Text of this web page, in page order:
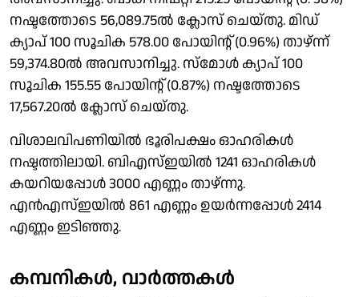
നഷ്ടത്തോടെ 56,089.75ല്‍ ക്ലോസ് ചെയ്തു. മിഡ്
ക്യാപ് 100 സൂചിക 578.00 പോയിന്റ് (0.96%) താഴ്ന്ന്
59,374.80ല്‍ അവസാനിച്ചു. സ്‌മോള്‍ ക്യാപ് 100
സൂചിക 155.55 പോയിന്റ് (0.87%) നഷ്ടത്തോടെ
17,567.20ല്‍ ക്ലോസ് ചെയ്തു.
വിശാലവിപണിയില്‍ ഭൂരിപക്ഷം ഓഹരികള്‍
നഷ്ടത്തിലായി. ബിഎസ്ഇയില്‍ 1241 ഓഹരികള്‍
കയറിയപ്പോള്‍ 3000 എണ്ണം താഴ്ന്നു.
എന്‍എസ്ഇയില്‍ 861 എണ്ണം ഉയര്‍ന്നപ്പോള്‍ 2414
എണ്ണം ഇടിഞ്ഞു.
കമ്പനികള്‍, വാര്‍ത്തകള്‍